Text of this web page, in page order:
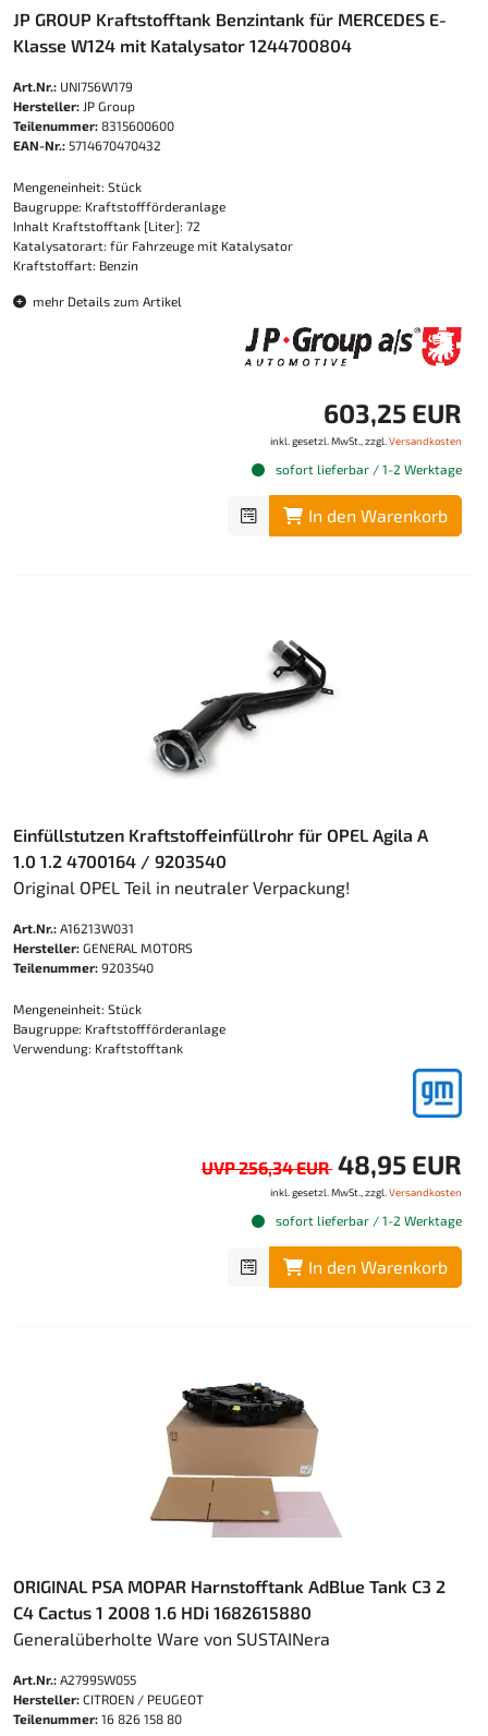
JP GROUP Kraftstofftank Benzintank für MERCEDES E-
Klasse W124 mit Katalysator 1244700804
Art.Nr.: UNI756W179
Hersteller: JP Group
Teilenummer: 8315600600
EAN-Nr.: 5714670470432
Mengeneinheit: Stück
Baugruppe: Kraftstoffförderanlage
Inhalt Kraftstofftank [Liter]: 72
Katalysatorart: für Fahrzeuge mit Katalysator
Kraftstoffart: Benzin
mehr Details zum Artikel
603,25 EUR
inkl. gesetzl. MwSt., zzgl. Versandkosten
sofort lieferbar / 1-2 Werktage
In den Warenkorb
Einfüllstutzen Kraftstoffeinfüllrohr für OPEL Agila A
1.0 1.2 4700164 / 9203540
Original OPEL Teil in neutraler Verpackung!
Art.Nr.: A16213W031
Hersteller: GENERAL MOTORS
Teilenummer: 9203540
Mengeneinheit: Stück
Baugruppe: Kraftstoffförderanlage
Verwendung: Kraftstofftank
UVP 256,34 EUR 48,95 EUR
inkl. gesetzl. MwSt., zzgl. Versandkosten
sofort lieferbar / 1-2 Werktage
In den Warenkorb
ORIGINAL PSA MOPAR Harnstofftank AdBlue Tank C3 2
C4 Cactus 1 2008 1.6 HDi 1682615880
Generalüberholte Ware von SUSTAINera
Art.Nr.: A27995W055
Hersteller: CITROEN / PEUGEOT
Teilenummer: 16 826 158 80